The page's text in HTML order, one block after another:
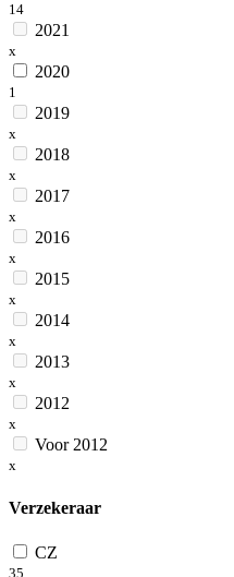
14
2021
x
2020
1
2019
x
2018
x
2017
x
2016
x
2015
x
2014
x
2013
x
2012
x
Voor 2012
x
Verzekeraar
CZ
35